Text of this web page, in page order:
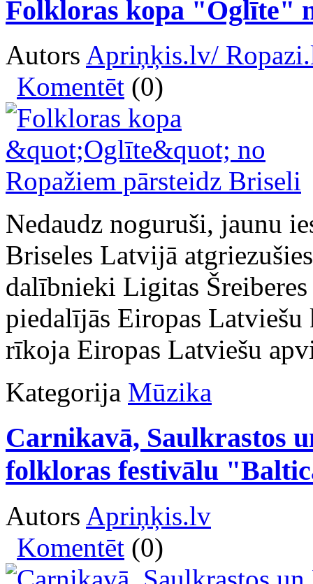
Folkloras kopa "Oglīte"
Autors Apriņķis.lv/
Komentēt (0)
Nedaudz noguruši, jaunu
Briseles Latvijā
dalībnieki Ligitas
piedalījās Eiropas
rīkoja Eiropas Latviešu
Kategorija Mūzika
Carnikavā, Saulkrastos
folkloras festivālu
Autors Apriņķis.lv
Komentēt (0)